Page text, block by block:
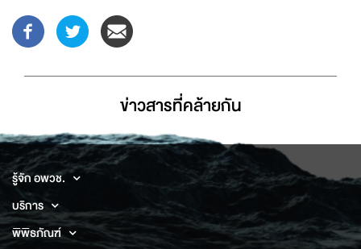
ข่าวสารที่่คล้ายกัน
รู้จัก อพวช.
บริการ
พิพิธภัณฑ์